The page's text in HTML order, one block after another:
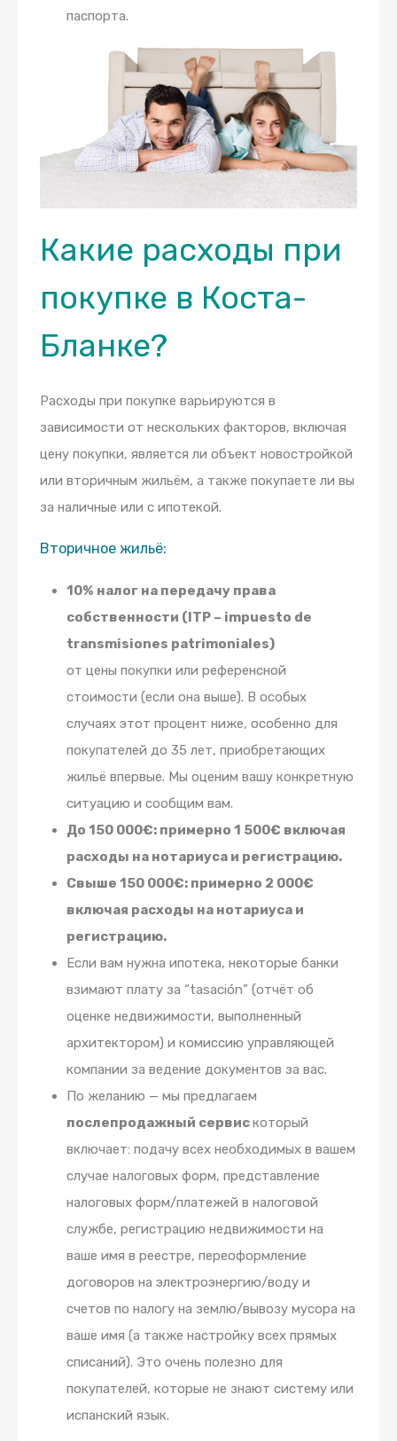
паспорта.
Какие расходы при
покупке в Коста-
Бланке?
Расходы при покупке варьируются в
зависимости от нескольких факторов, включая
цену покупки, является ли объект новостройкой
или вторичным жильём, а также покупаете ли вы
за наличные или с ипотекой.
Вторичное жильё:
10% налог на передачу права
собственности (ITP – impuesto de
transmisiones patrimoniales)
от цены покупки или референсной
стоимости (если она выше). В особых
случаях этот процент ниже, особенно для
покупателей до 35 лет, приобретающих
жильё впервые. Мы оценим вашу конкретную
ситуацию и сообщим вам.
До 150 000€: примерно 1 500€ включая
расходы на нотариуса и регистрацию.
Свыше 150 000€: примерно 2 000€
включая расходы на нотариуса и
регистрацию.
Если вам нужна ипотека, некоторые банки
взимают плату за “tasación” (отчёт об
оценке недвижимости, выполненный
архитектором) и комиссию управляющей
компании за ведение документов за вас.
По желанию — мы предлагаем
послепродажный сервискоторый
включает: подачу всех необходимых в вашем
случае налоговых форм, представление
налоговых форм/платежей в налоговой
службе, регистрацию недвижимости на
ваше имя в реестре, переоформление
договоров на электроэнергию/воду и
счетов по налогу на землю/вывозу мусора на
ваше имя (а также настройку всех прямых
списаний). Это очень полезно для
покупателей, которые не знают систему или
испанский язык.